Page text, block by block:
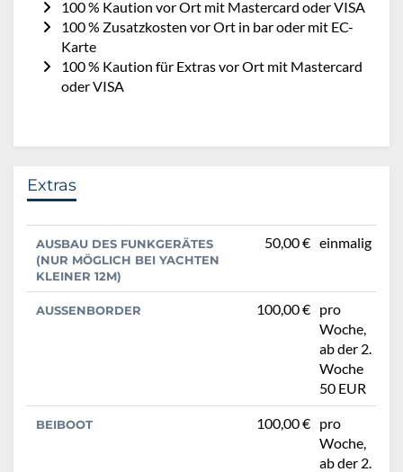
100 % Kaution vor Ort mit Mastercard oder VISA
100 % Zusatzkosten vor Ort in bar oder mit EC-
Karte
100 % Kaution für Extras vor Ort mit Mastercard
oder VISA
Extras
AUSBAU DES FUNKGERÄTES
(NUR MÖGLICH BEI YACHTEN
KLEINER 12M)
50,00 € einmalig
AUSSENBORDER 100,00 € pro
Woche,
ab der 2.
Woche
50 EUR
BEIBOOT 100,00 € pro
Woche,
ab der 2.